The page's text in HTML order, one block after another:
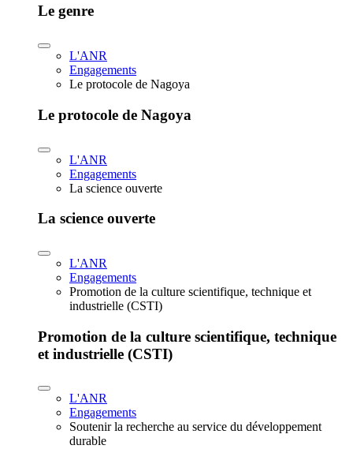
Le genre
L'ANR
Engagements
Le protocole de Nagoya
Le protocole de Nagoya
L'ANR
Engagements
La science ouverte
La science ouverte
L'ANR
Engagements
Promotion de la culture scientifique, technique et
industrielle (CSTI)
Promotion de la culture scientifique, technique
et industrielle (CSTI)
L'ANR
Engagements
Soutenir la recherche au service du développement
durable